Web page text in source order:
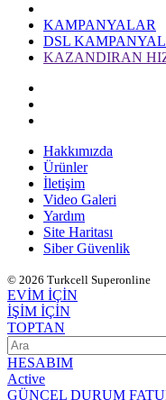
KAMPANYALAR
DSL
KAZANDIRAN
Hakkımızda
Ürünler
İletişim
Video Galeri
Yardım
Site Haritası
Siber Güvenlik
© 2026 Turkcell Superonline
EVİM İÇİN
İŞİM İÇİN
TOPTAN
HESABIM
Active
GÜNCEL DURUM